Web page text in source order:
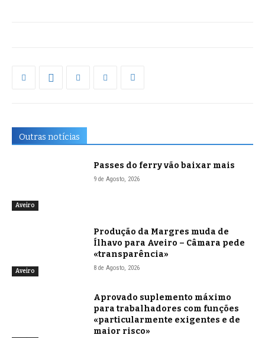
Outras notícias
Aveiro
Passes do ferry vão baixar mais
9 de Agosto, 2026
Aveiro
Produção da Margres muda de
Ílhavo para Aveiro – Câmara pede
«transparência»
8 de Agosto, 2026
Aprovado suplemento máximo
para trabalhadores com funções
«particularmente exigentes e de
maior risco»